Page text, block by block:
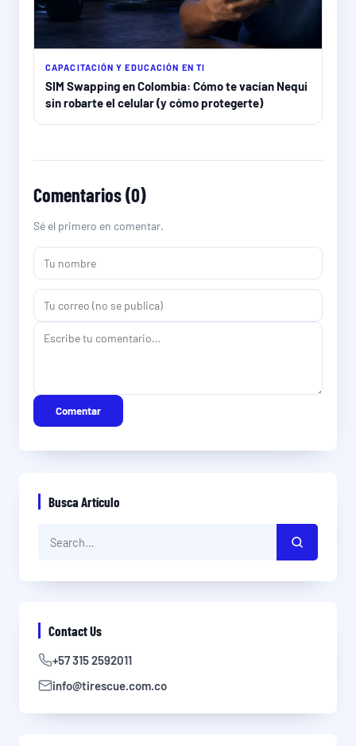
CAPACITACIÓN Y EDUCACIÓN EN TI
SIM Swapping en Colombia: Cómo te vacían Nequi
sin robarte el celular (y cómo protegerte)
Comentarios (0)
Sé el primero en comentar.
Comentar
Busca Artículo
Contact Us
+57 315 2592011
info@tirescue.com.co